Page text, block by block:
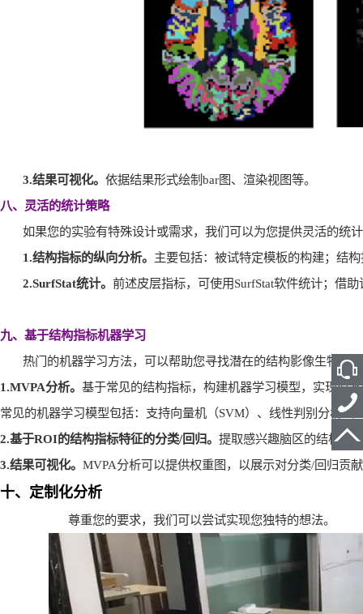
3.结果可视化。 依据结果形式绘制bar图、渲染视图等。
八、灵活的统计策略
如果您的实验有特殊设计或需求，我们可以为您提供灵活的统
1.结构指标的纵向分析。 主要包括：被试特定模板的构建；结
2.SurfStat统计。 前述皮层指标，可使用SurfStat软件统计；借
九、基于结构指标机器学习
热门的机器学习方法，可以帮助您寻找潜在的结构影像生物标
1.MVPA分析。 基于常见的结构指标，构建机器学习模型，实现对
常见的机器学习模型包括：支持向量机（SVM）、线性判别分析（
2.基于ROI的结构指标特征的分类/回归。 提取感兴趣脑区的结构指
3.结果可视化。 MVPA分析可以提供权重图，以展示对分类/回归贡
十、定制化分析
尊重您的要求，我们可以尝试实现您独特的想法。